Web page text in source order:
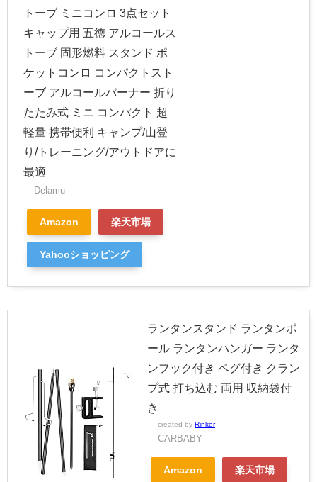
トーブ ミニコンロ 3点セット
キャップ用 五徳 アルコールス
トーブ 固形燃料 スタンド ポ
ケットコンロ コンパクトスト
ーブ アルコールバーナー 折り
たたみ式 ミニ コンパクト 超
軽量 携帯便利 キャンプ/山登
り/トレーニング/アウトドアに
最適
Delamu
Amazon 楽天市場
Yahooショッピング
ランタンスタンド ランタンポ
ール ランタンハンガー ランタ
ンフック付き ペグ付き クラン
プ式 打ち込む 両用 収納袋付
き
created by Rinker
CARBABY
Amazon 楽天市場